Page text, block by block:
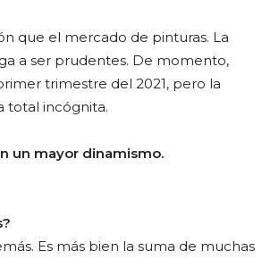
que el mercado de pinturas. La
a ser prudentes. De momento,
trimestre del 2021, pero la
total incógnita.
un mayor dinamismo.
Es más bien la suma de muchas